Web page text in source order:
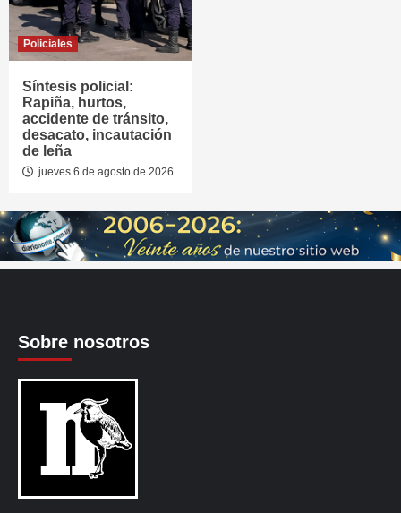
Policiales
Síntesis policial:
Rapiña, hurtos,
accidente de tránsito,
desacato, incautación
de leña
jueves 6 de agosto de 2026
Sobre nosotros